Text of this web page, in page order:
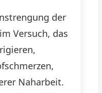
der
Versuch, das
Naharbeit.